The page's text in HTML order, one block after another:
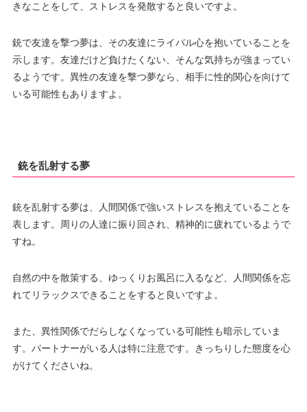
きなことをして、ストレスを発散すると良いですよ。
銃で友達を撃つ夢は、その友達にライバル心を抱いていることを
示します。友達だけど負けたくない、そんな気持ちが強まってい
るようです。異性の友達を撃つ夢なら、相手に性的関心を向けて
いる可能性もありますよ。
銃を乱射する夢
銃を乱射する夢は、人間関係で強いストレスを抱えていることを
表します。周りの人達に振り回され、精神的に疲れているようで
すね。
自然の中を散策する、ゆっくりお風呂に入るなど、人間関係を忘
れてリラックスできることをすると良いですよ。
また、異性関係でだらしなくなっている可能性も暗示していま
す。パートナーがいる人は特に注意です。きっちりした態度を心
がけてくださいね。